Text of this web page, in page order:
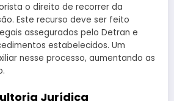
o direito de recorrer da
Este recurso deve ser feito
assegurados pelo Detran e
estabelecidos. Um
nesse processo, aumentando as
Jurídica